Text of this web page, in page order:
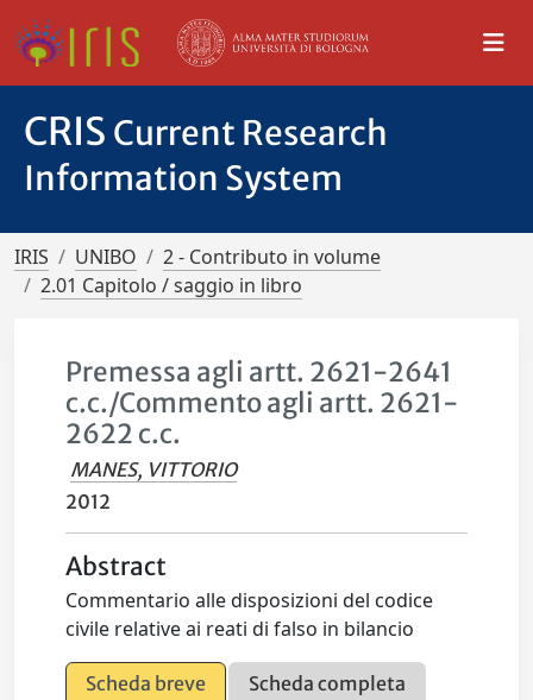
CRIS Current Research
Information System
IRIS UNIBO
2 - Contributo in volume
2.01 Capitolo / saggio in libro
Premessa agli artt. 2621-2641
c.c./Commento agli artt. 2621-
2622 c.c.
MANES, VITTORIO
2012
Abstract
Commentario alle disposizioni del codice
civile relative ai reati di falso in bilancio
Scheda breve
Scheda completa